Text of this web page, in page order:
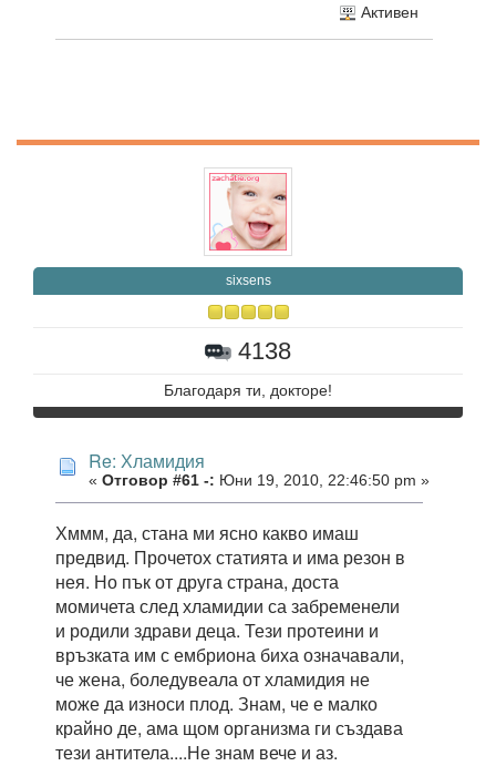
Активен
sixsens
4138
Благодаря ти, докторе!
Re: Хламидия
« Отговор #61 -: Юни 19, 2010, 22:46:50 pm »
Хммм, да, стана ми ясно какво имаш
предвид. Прочетох статията и има резон в
нея. Но пък от друга страна, доста
момичета след хламидии са забременели
и родили здрави деца. Тези протеини и
връзката им с ембриона биха означавали,
че жена, боледувеала от хламидия не
може да износи плод. Знам, че е малко
крайно де, ама щом организма ги създава
тези антитела....Не знам вече и аз.